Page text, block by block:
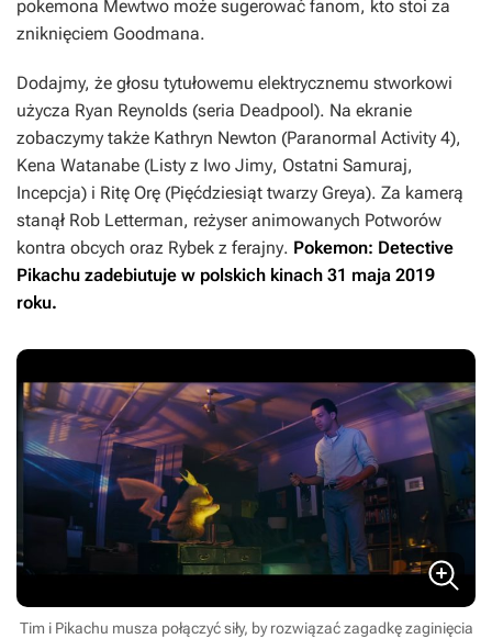
pokemona Mewtwo może sugerować fanom, kto stoi za
zniknięciem Goodmana.
Dodajmy, że głosu tytułowemu elektrycznemu stworkowi
użycza Ryan Reynolds (seria Deadpool). Na ekranie
zobaczymy także Kathryn Newton (Paranormal Activity 4),
Kena Watanabe (Listy z Iwo Jimy, Ostatni Samuraj,
Incepcja) i Ritę Orę (Pięćdziesiąt twarzy Greya). Za kamerą
stanął Rob Letterman, reżyser animowanych Potworów
kontra obcych oraz Rybek z ferajny. Pokemon: Detective
Pikachu zadebiutuje w polskich kinach 31 maja 2019
roku.
Tim i Pikachu musza połączyć siły, by rozwiązać zagadkę zaginięcia